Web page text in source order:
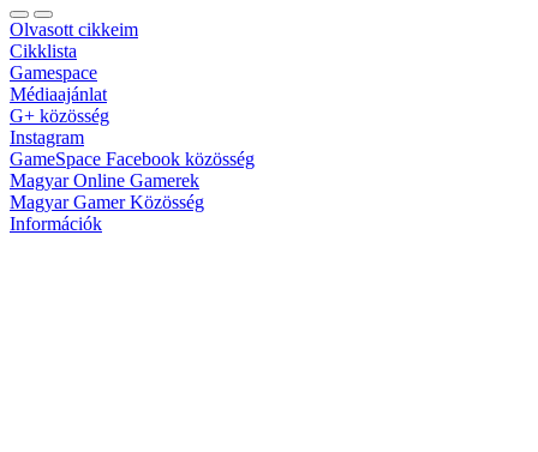
Olvasott cikkeim
Cikklista
Gamespace
Médiaajánlat
G+ közösség
Instagram
GameSpace Facebook közösség
Magyar Online Gamerek
Magyar Gamer Közösség
Információk